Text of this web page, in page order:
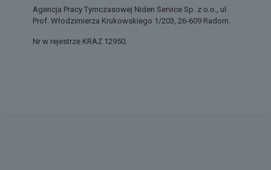
Agencja Pracy Tymczasowej Niden Service Sp. z o.o., ul.
Prof. Włodzimierza Krukowskiego 1/203, 26-609 Radom.
Nr w rejestrze KRAZ 12950.